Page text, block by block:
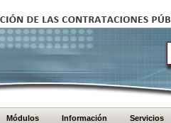
Módulos Información Servicios